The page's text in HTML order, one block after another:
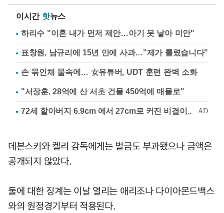
이시간 핫뉴스
하리수 "이혼 내가 먼저 제안…아기 못 낳아 미안"
표창원, 남규리에 15년 만에 사과…"제가 틀렸습니다"
손 묶인채 물속에… 女유튜버, UDT 훈련 완벽 소화
"서장훈, 28억에 산 서초 건물 450억에 매물로"
데븐스키와 켈리 감독에게는 벌금도 부과됐으나 금액은
공개되지 않았다.
둘에 대한 징계는 이날 열리는 애리조나 다이아몬드백스
와의 원정경기부터 적용된다.